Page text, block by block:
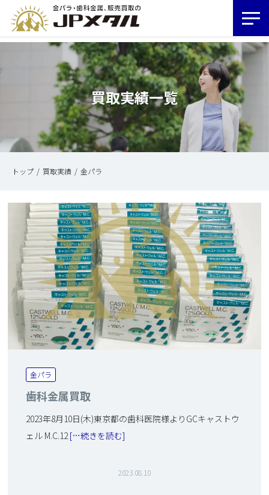
買取実績一覧
トップ 買取実績 金パラ
金パラ
歯科金属買取
2023年8月10日(木)東京都の歯科医院様よりGCキャストウ
ェル M.C.12[…続きを読む]
2023.08.10